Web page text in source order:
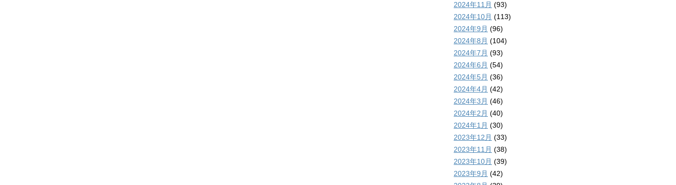
2024年11月 (93)
2024年10月 (113)
2024年9月 (96)
2024年8月 (104)
2024年7月 (93)
2024年6月 (54)
2024年5月 (36)
2024年4月 (42)
2024年3月 (46)
2024年2月 (40)
2024年1月 (30)
2023年12月 (33)
2023年11月 (38)
2023年10月 (39)
2023年9月 (42)